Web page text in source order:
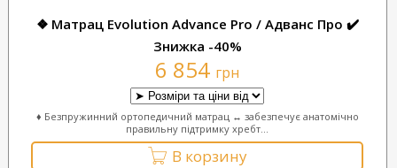
❖ Матрац Evolution Advance Pro / Адванс Про ✔️
Знижка -40%
6 854 грн
♦ Безпружинний ортопедичний матрац ↔ забезпечує анатомічно
правильну підтримку хребт...
В корзину